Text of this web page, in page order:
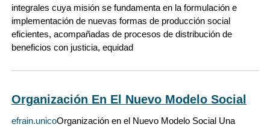
integrales cuya misión se fundamenta en la formulación e
implementación de nuevas formas de producción social
eficientes, acompañadas de procesos de distribución de
beneficios con justicia, equidad
Organización En El Nuevo Modelo Social
efrain.unicoOrganización en el Nuevo Modelo Social Una